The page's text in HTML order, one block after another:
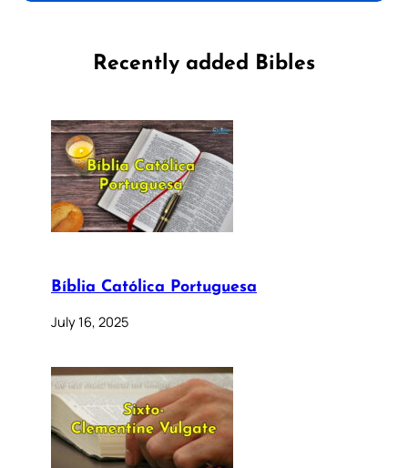
Recently added Bibles
Bíblia Católica Portuguesa
July 16, 2025